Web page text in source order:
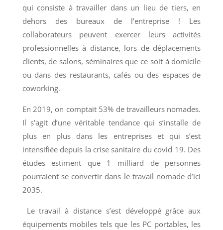
qui consiste à travailler dans un lieu de tiers, en
dehors des bureaux de l’entreprise ! Les
collaborateurs peuvent exercer leurs activités
professionnelles à distance, lors de déplacements
clients, de salons, séminaires que ce soit à domicile
ou dans des restaurants, cafés ou des espaces de
coworking.
En 2019, on comptait 53% de travailleurs nomades.
Il s’agit d’une véritable tendance qui s’installe de
plus en plus dans les entreprises et qui s’est
intensifiée depuis la crise sanitaire du covid 19. Des
études estiment que 1 milliard de personnes
pourraient se convertir dans le travail nomade d’ici
2035.
Le travail à distance s’est développé grâce aux
équipements mobiles tels que les PC portables, les